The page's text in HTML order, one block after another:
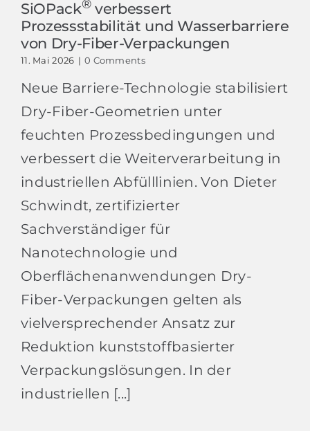
SiOPack®verbessert
Prozessstabilität und Wasserbarriere
von Dry-Fiber-Verpackungen
11. Mai 2026 | 0 Comments
Neue Barriere-Technologie stabilisiert
Dry-Fiber-Geometrien unter
feuchten Prozessbedingungen und
verbessert die Weiterverarbeitung in
industriellen Abfülllinien. Von Dieter
Schwindt, zertifizierter
Sachverständiger für
Nanotechnologie und
Oberflächenanwendungen Dry-
Fiber-Verpackungen gelten als
vielversprechender Ansatz zur
Reduktion kunststoffbasierter
Verpackungslösungen. In der
industriellen [...]